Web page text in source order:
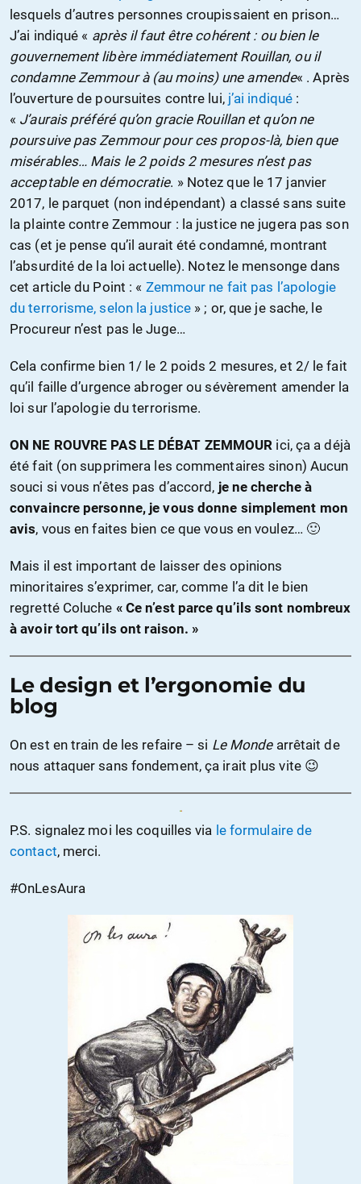
lesquels d’autres personnes croupissaient en prison…
J’ai indiqué « après il faut être cohérent : ou bien le
gouvernement libère immédiatement Rouillan, ou il
condamne Zemmour à (au moins) une amende« . Après
l’ouverture de poursuites contre lui, j’ai indiqué :
« J’aurais préféré qu’on gracie Rouillan et qu’on ne
poursuive pas Zemmour pour ces propos-là, bien que
misérables… Mais le 2 poids 2 mesures n’est pas
acceptable en démocratie. » Notez que le 17 janvier
2017, le parquet (non indépendant) a classé sans suite
la plainte contre Zemmour : la justice ne jugera pas son
cas (et je pense qu’il aurait été condamné, montrant
l’absurdité de la loi actuelle). Notez le mensonge dans
cet article du Point : « Zemmour ne fait pas l’apologie
du terrorisme, selon la justice » ; or, que je sache, le
Procureur n’est pas le Juge…
Cela confirme bien 1/ le 2 poids 2 mesures, et 2/ le fait
qu’il faille d’urgence abroger ou sévèrement amender la
loi sur l’apologie du terrorisme.
ON NE ROUVRE PAS LE DÉBAT ZEMMOUR ici, ça a déjà
été fait (on supprimera les commentaires sinon) Aucun
souci si vous n’êtes pas d’accord, je ne cherche à
convaincre personne, je vous donne simplement mon
avis, vous en faites bien ce que vous en voulez… 🙂
Mais il est important de laisser des opinions
minoritaires s’exprimer, car, comme l’a dit le bien
regretté Coluche « Ce n’est parce qu’ils sont nombreux
à avoir tort qu’ils ont raison. »
Le design et l’ergonomie du
blog
On est en train de les refaire – si Le Mondearrêtait de
nous attaquer sans fondement, ça irait plus vite 😉
P.S. signalez moi les coquilles via le formulaire de
contact, merci.
#OnLesAura